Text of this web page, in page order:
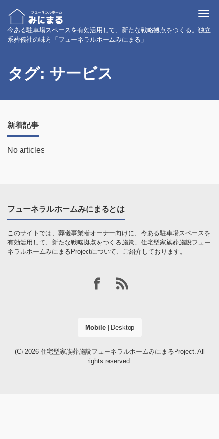
今ある駐車場スペースを有効活用して、新たな戦略拠点をつくる。独立
系葬儀社の味方「フューネラルホームみにまる」
タグ: サービス
新着記事
No articles
フューネラルホームみにまるとは
このサイトでは、葬儀事業者オーナー向けに、今ある駐車場スペースを
有効活用して、新たな戦略拠点をつくる施策。住宅型家族葬施設フュー
ネラルホームみにまるProjectについて、ご紹介しております。
Mobile| Desktop
(C) 2026 住宅型家族葬施設フューネラルホームみにまるProject. All
rights reserved.